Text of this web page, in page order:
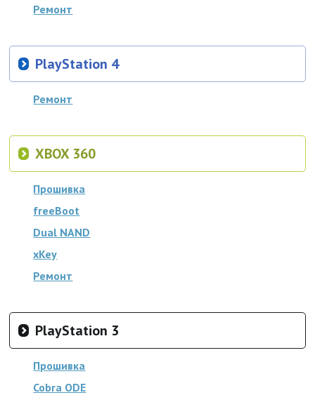
Ремонт
PlayStation 4
Ремонт
XBOX 360
Прошивка
freeBoot
Dual NAND
xKey
Ремонт
PlayStation 3
Прошивка
Cobra ODE